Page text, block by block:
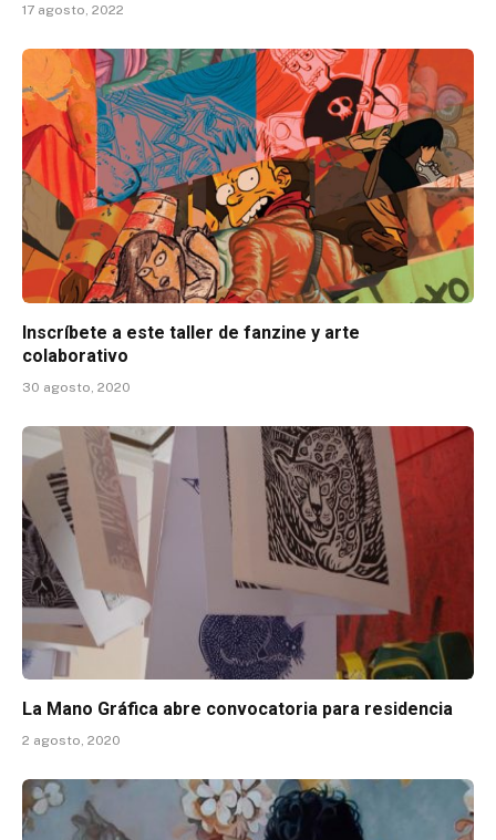
17 agosto, 2022
Inscríbete a este taller de fanzine y arte
colaborativo
30 agosto, 2020
La Mano Gráfica abre convocatoria para residencia
2 agosto, 2020